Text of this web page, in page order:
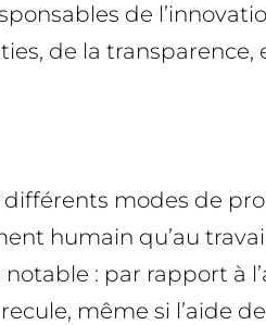
de
de la transparence,
modes de
humain qu’au travail
: par rapport à
même si l’aide